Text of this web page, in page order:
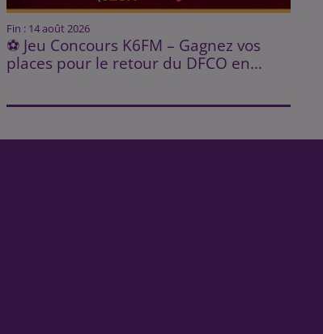
Fin : 14 août 2026
⚽ Jeu Concours K6FM – Gagnez vos
places pour le retour du DFCO en...